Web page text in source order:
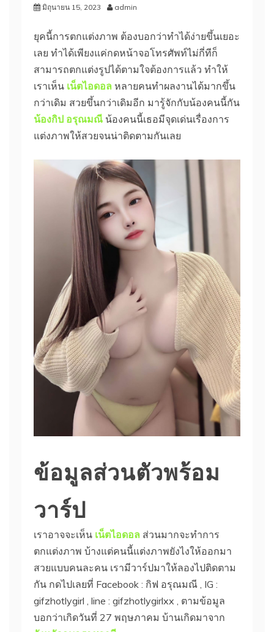
มิถุนายน 15, 2023 admin
ยุคนี้การตกแต่งภาพ ต้องบอกว่าทำได้ง่ายขึ้นเยอะ
เลย ทำได้เพียงแค่กดหน้าจอโทรศัพท์ไม่กี่ทีก็
สามารถตกแต่งรูปได้ตามใจต้องการแล้ว ทำให้
เราเห็น เน็ตไอดอล หลายคนทำผลงานได้มากขึ้น
กว่าเดิม สวยขึ้นกว่าเดิมอีก มารู้จักกับน้องคนนี้กัน
น้องกิป อรุณมณี น้องคนนี้เธอมีจุดเด่นเรื่องการ
แต่งภาพให้สวยจนน่าติดตามกันเลย
ข้อมูลส่วนตัวพร้อม
วาร์ป
เราอาจจะเห็น เน็ตไอดอล ส่วนมากจะทำการ
ตกแต่งภาพ บ้างแต่คนนี้แต่งภาพยังไงให้ออกมา
สวยแบบคนละคน เรามีวาร์ปมาให้ลองไปติดตาม
กัน กดไปเลยที่ Facebook : กิฟ อรุณมณี , IG :
gifzhotlygirl , line : gifzhotlygirlxx , ตามข้อมูล
บอกว่าเกิดวันที่ 27 พฤษภาคม บ้านเกิดมาจาก